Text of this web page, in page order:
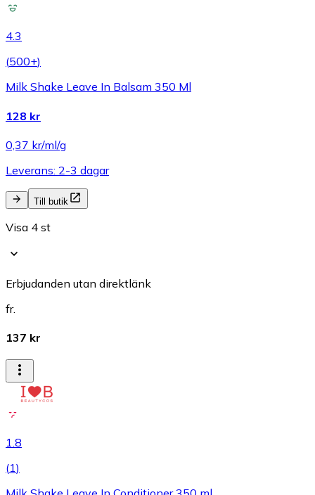
4.3
(500+)
Milk Shake Leave In Balsam 350 Ml
128 kr
0,37 kr/ml/g
Leverans: 2-3 dagar
Till butik
Visa 4 st
Erbjudanden utan direktlänk
fr.
137 kr
1.8
(1)